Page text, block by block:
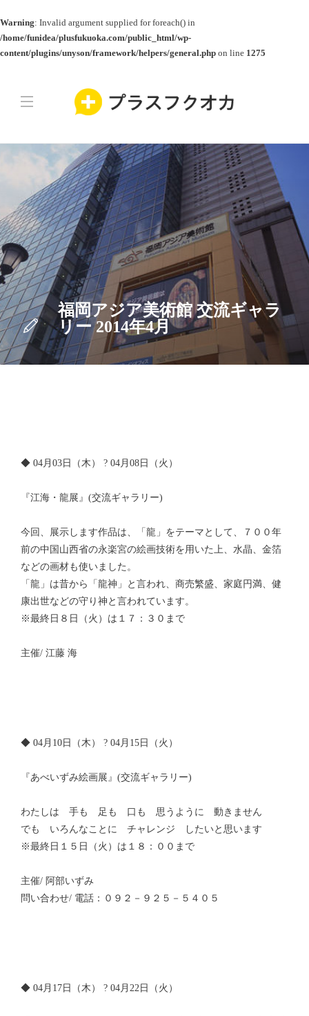
Warning: Invalid argument supplied for foreach() in
/home/funidea/plusfukuoka.com/public_html/wp-
content/plugins/unyson/framework/helpers/general.php on line 1275
福岡アジア美術館 交流ギャラ
リー 2014年4月
◆ 04月03日（木） ? 04月08日（火）
『江海・龍展』(交流ギャラリー)
今回、展示します作品は、「龍」をテーマとして、７００年
前の中国山西省の永楽宮の絵画技術を用いた上、水晶、金箔
などの画材も使いました。
「龍」は昔から「龍神」と言われ、商売繁盛、家庭円満、健
康出世などの守り神と言われています。
※最終日８日（火）は１７：３０まで
主催/ 江藤 海
◆ 04月10日（木） ? 04月15日（火）
『あべいずみ絵画展』(交流ギャラリー)
わたしは 手も 足も 口も 思うように 動きません
でも いろんなことに チャレンジ したいと思います
※最終日１５日（火）は１８：００まで
主催/ 阿部いずみ
問い合わせ/ 電話：０９２－９２５－５４０５
◆ 04月17日（木） ? 04月22日（火）